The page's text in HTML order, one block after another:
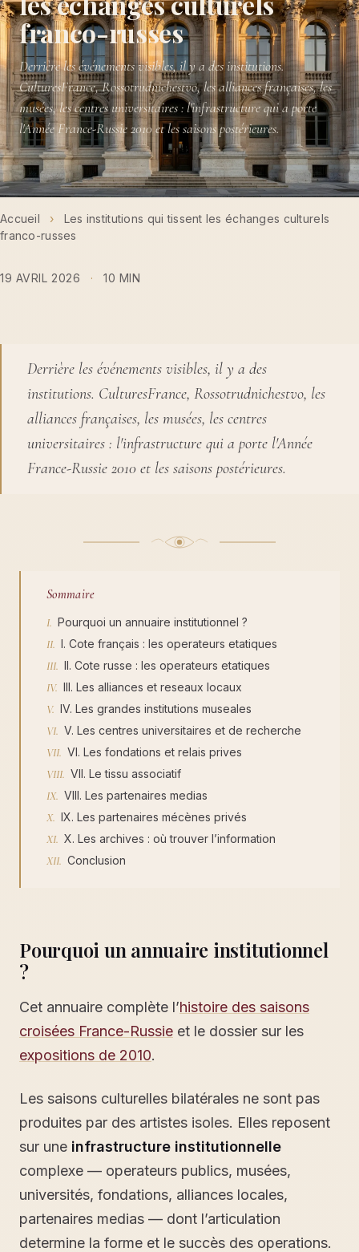
franco-russes
Derrière les événements visibles, il y a des institutions.
CulturesFrance, Rossotrudnichestvo, les alliances françaises, les
musées, les centres universitaires : l'infrastructure qui a porte
l'Année France-Russie 2010 et les saisons postérieures.
Accueil ›
Les institutions qui tissent les échanges culturels
franco-russes
19 AVRIL 2026 · 10 MIN
Derrière les événements visibles, il y a des
institutions. CulturesFrance, Rossotrudnichestvo, les
alliances françaises, les musées, les centres
universitaires : l'infrastructure qui a porte l'Année
France-Russie 2010 et les saisons postérieures.
Sommaire
Pourquoi un annuaire institutionnel ?
I. Cote français : les operateurs etatiques
II. Cote russe : les operateurs etatiques
III. Les alliances et reseaux locaux
IV. Les grandes institutions museales
V. Les centres universitaires et de recherche
VI. Les fondations et relais prives
VII. Le tissu associatif
VIII. Les partenaires medias
IX. Les partenaires mécènes privés
X. Les archives : où trouver l’information
Conclusion
Pourquoi un annuaire institutionnel
?
Cet annuaire complète l’histoire des saisons
croisées France-Russie et le dossier sur les
expositions de 2010.
Les saisons culturelles bilatérales ne sont pas
produites par des artistes isoles. Elles reposent
sur une infrastructure institutionnelle
complexe — operateurs publics, musées,
universités, fondations, alliances locales,
partenaires medias — dont l’articulation
determine la forme et le succès des operations.